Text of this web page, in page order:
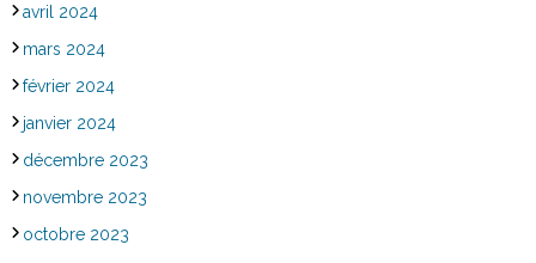
avril 2024
mars 2024
février 2024
janvier 2024
décembre 2023
novembre 2023
octobre 2023